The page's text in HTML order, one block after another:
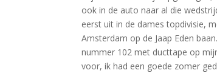
ook in de auto naar al die
eerst uit in de dames topdivisie,
Amsterdam op de Jaap Eden
nummer 102 met ducttape op
voor, ik had een goede zomer